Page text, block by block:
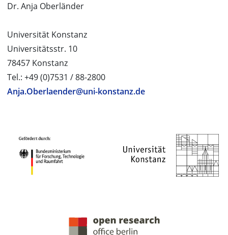
Dr. Anja Oberländer
Universität Konstanz
Universitätsstr. 10
78457 Konstanz
Tel.: +49 (0)7531 / 88-2800
Anja.Oberlaender@uni-konstanz.de